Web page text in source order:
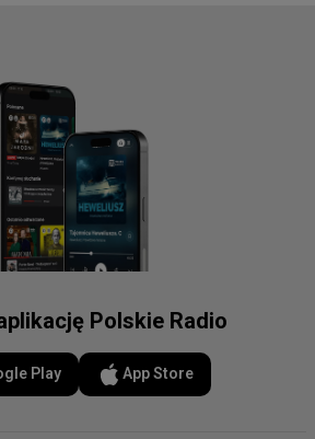
Polskie Radio
Play App Store